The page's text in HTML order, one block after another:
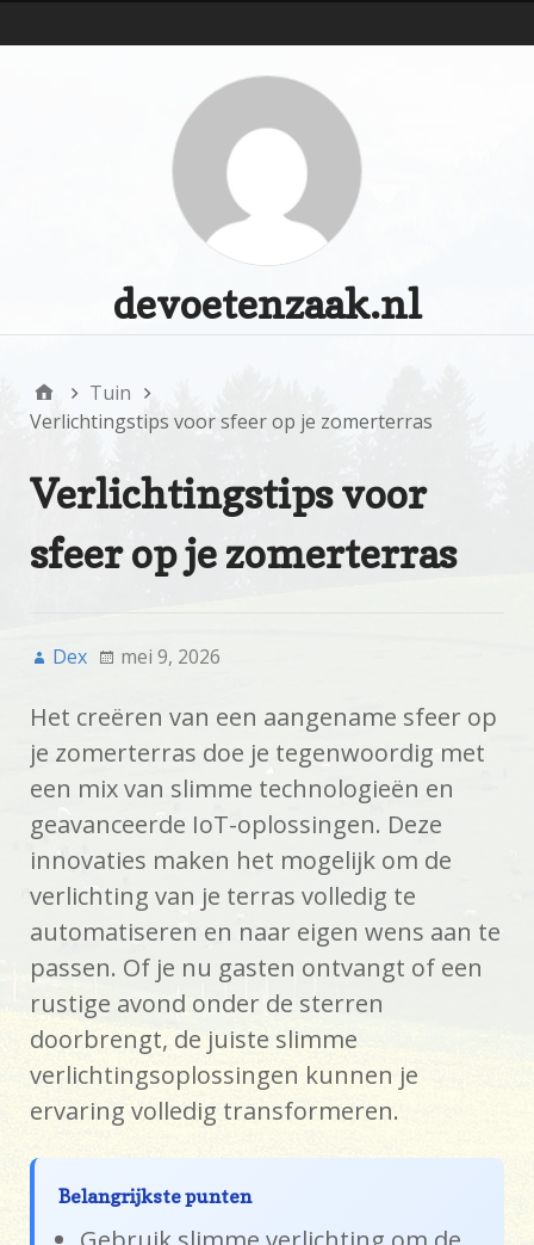
devoetenzaak.nl
Tuin
Verlichtingstips voor sfeer op je zomerterras
Verlichtingstips voor
sfeer op je zomerterras
Dex mei 9, 2026
Het creëren van een aangename sfeer op
je zomerterras doe je tegenwoordig met
een mix van slimme technologieën en
geavanceerde IoT-oplossingen. Deze
innovaties maken het mogelijk om de
verlichting van je terras volledig te
automatiseren en naar eigen wens aan te
passen. Of je nu gasten ontvangt of een
rustige avond onder de sterren
doorbrengt, de juiste slimme
verlichtingsoplossingen kunnen je
ervaring volledig transformeren.
Belangrijkste punten